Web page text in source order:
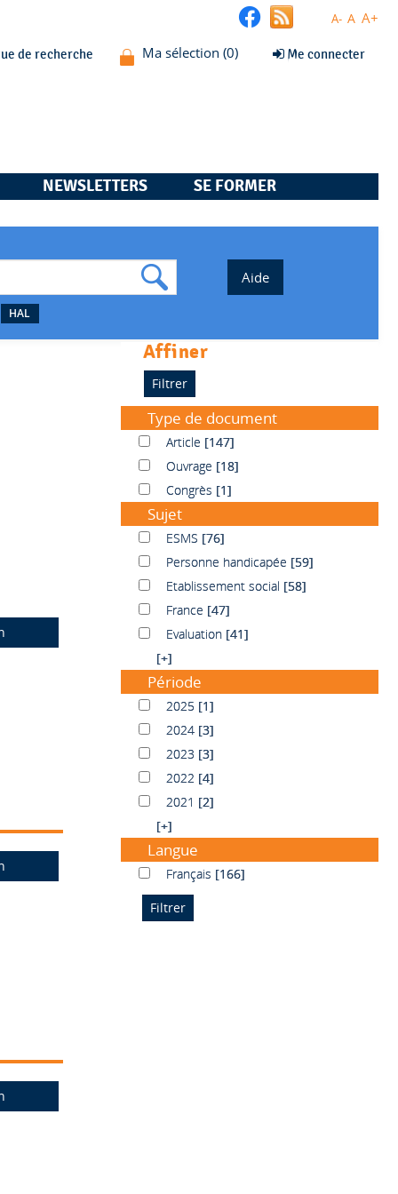
A- A A+
de recherche Me connecter
NEWSLETTERS SE FORMER
HAL
affiner
Type de document
ArticleArticle [147]
OuvrageOuvrage [18]
CongrèsCongrès [1]
Sujet
ESMSESMS [76]
Personne handicapée
Personne handicapée [59]
Etablissement social
Etablissement social [58]
FranceFrance [47]
EvaluationEvaluation [41]
[+]
Période
20252025 [1]
20242024 [3]
20232023 [3]
20222022 [4]
20212021 [2]
[+]
Langue
FrançaisFrançais [166]